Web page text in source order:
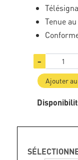
Tenue
−
Ajouter